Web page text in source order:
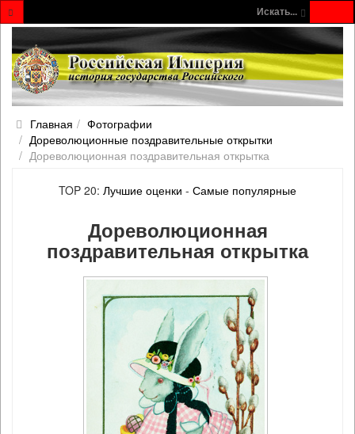
Искать...
Главная
Фотографии
Дореволюционные поздравительные открытки
Дореволюционная поздравительная открытка
TOP 20: Лучшие оценки - Самые популярные
Дореволюционная
поздравительная открытка